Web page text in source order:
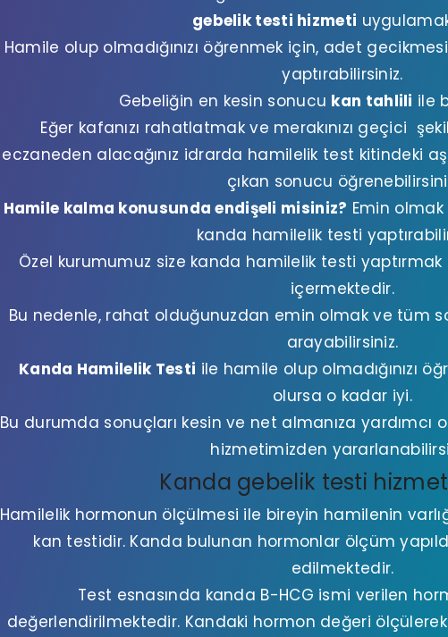
gebelik testi hizmeti
Hamile olup olmadığınızı öğrenmek için, adet
yaptırabilirsiniz.
Gebeliğin en kesin sonucu kan tahlili ile
Eğer kafanızı rahatlatmak ve merakınızı geçici
eczaneden alacağınız idrarda hamilelik test kitindeki
çıkan sonucu
Hamile kalma konusunda endişeli misiniz? Emin
kanda hamilelik testi
Özel kurumumuz size kanda hamilelik testi yaptırmak
içermektedir.
Bu nedenle, rahat olduğunuzdan emin olmak ve tüm
arayabilirsiniz.
Kanda Hamilelik Testi ile hamile olup olmadığınızı
olursa o kadar iyi.
Bu durumda sonuçları kesin ve net almanıza
hizmetimizden
Kanda gebelik testi
Hamilelik hormonun ölçülmesi ile bireyin hamilenin
kan testidir. Kanda bulunan hormonlar ölçüm
edilmektedir.
Test esnasında kanda B-HCG ismi verilen
değerlendirilmektedir. Kandaki hormon değeri